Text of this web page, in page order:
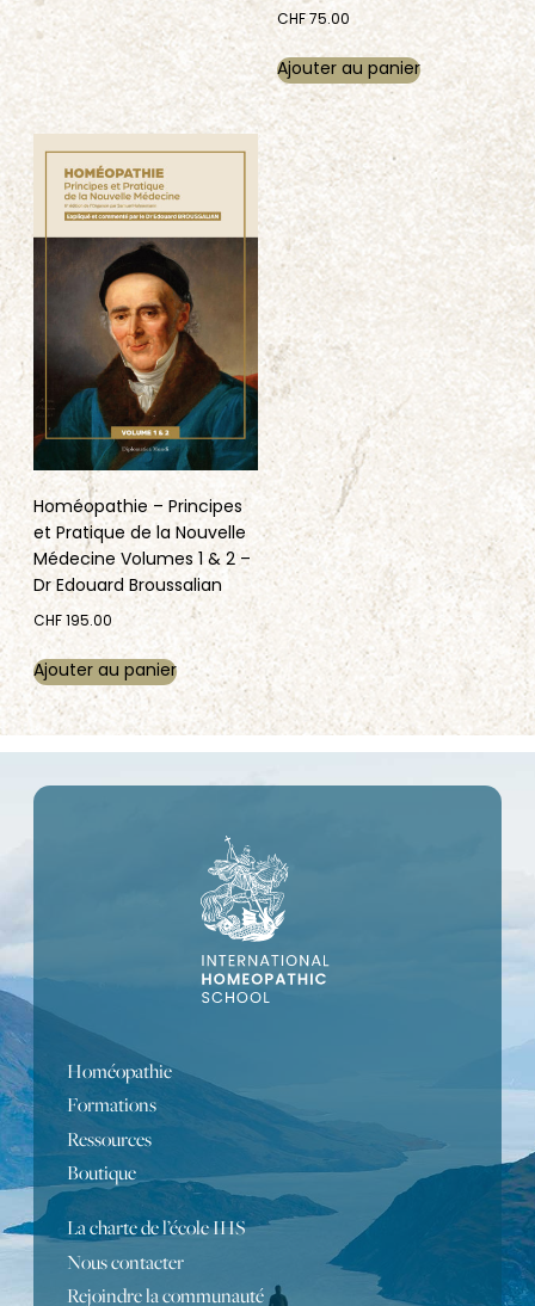
CHF75.00
Ajouter au panier
Homéopathie – Principes
et Pratique de la Nouvelle
Médecine Volumes 1 & 2 –
Dr Edouard Broussalian
CHF195.00
Ajouter au panier
Homéopathie
Formations
Ressources
Boutique
La charte de l’école IHS
Nous contacter
Rejoindre la communauté
Turkish